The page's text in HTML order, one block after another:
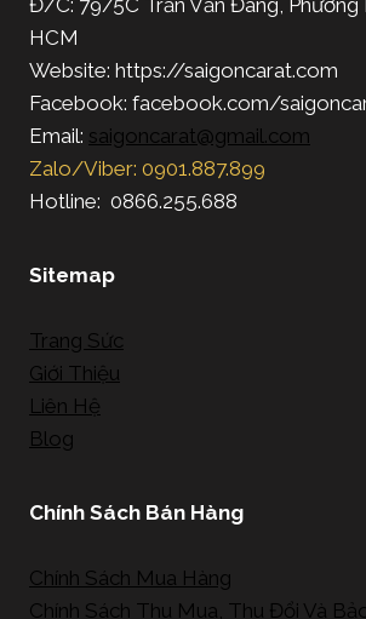
HCM
Website: https://saigoncarat.com
Facebook: facebook.com/
Email: saigoncarat@gmail.com
Zalo/Viber: 0901.887.899
Hotline: 0866.255.688
Sitemap
Trang Sức
Giới Thiệu
Liên Hệ
Blog
Chính Sách Bán Hàng
Chính Sách Mua Hàng
Chính Sách Thu Mua, Thu Đổi Và